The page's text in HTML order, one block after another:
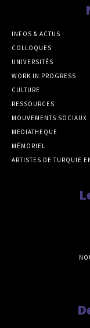
INFOS & ACTUS
COLLOQUES
UNIVERSITÉS
WORK IN PROGRESS
CULTURE
RESSOURCES
MOUVEMENTS SOCIAUX
MEDIATHEQUE
MÉMORIEL
ARTISTES DE TURQUIE